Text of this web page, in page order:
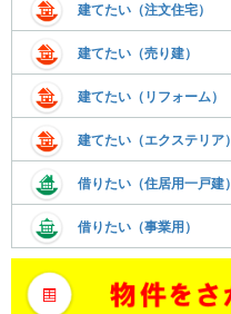
建てたい（注文住宅）
建てたい（売り建）
建てたい（リフォーム）
建てたい（エクステリア）
借りたい（住居用一戸建）
借りたい（事業用）